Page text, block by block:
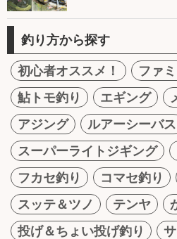
釣り方から探す
初心者オススメ！
ファ
鮎トモ釣り
エギング
アジング
ルアーシーバス
スーパーライトジギング
フカセ釣り
コマセ釣り
スッテ＆ツノ
テンヤ
投げ＆ちょい投げ釣り